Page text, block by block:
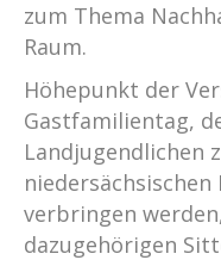
zum Thema
Raum.
Höhepunkt der
Gastfamilientag,
Landjugendlichen
verbringen
dazugehörigen